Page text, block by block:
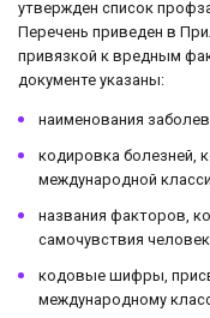
утвержден список
Перечень приведен в
привязкой к вредным
документе указаны:
наименования
кодировка болезней,
международной
названия факторов,
самочувствия
кодовые шифры,
международному